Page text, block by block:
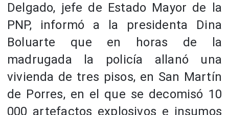
Delgado, jefe de Estado Mayor de la
PNP, informó a la presidenta Dina
Boluarte que en horas de la
madrugada la policía allanó una
vivienda de tres pisos, en San Martín
de Porres, en el que se decomisó 10
000 artefactos explosivos e insumos